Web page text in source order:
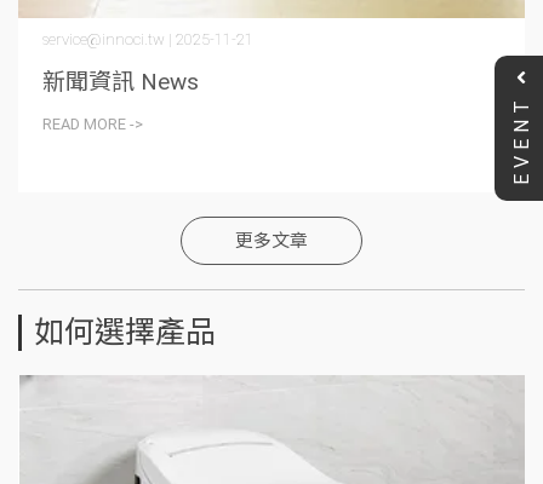
service@innoci.tw | 2025-11-21
新聞資訊 News
READ MORE ->
更多文章
如何選擇產品
EVENT